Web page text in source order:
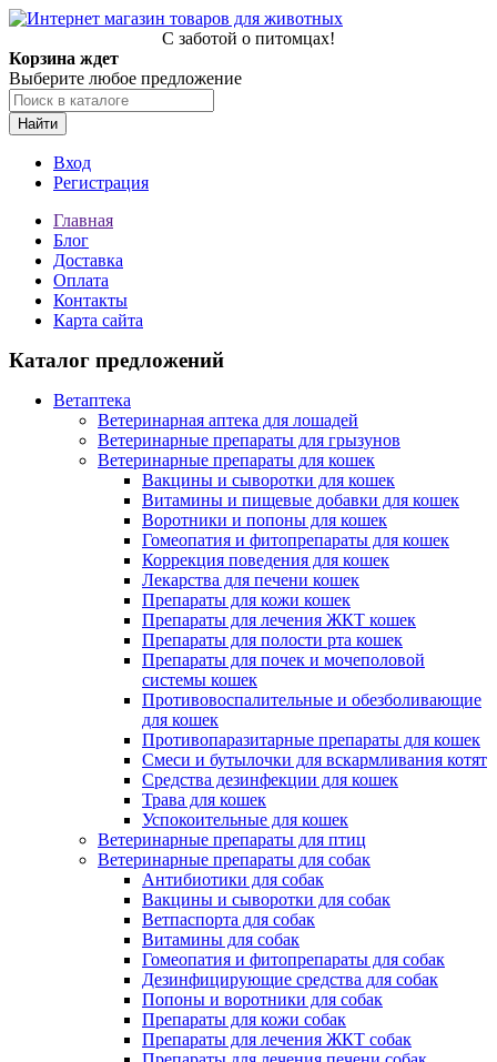
С заботой о питомцах!
Корзина ждет
Выберите любое предложение
Найти
Вход
Регистрация
Главная
Блог
Доставка
Оплата
Контакты
Карта сайта
Каталог предложений
Ветаптека
Ветеринарная аптека для лошадей
Ветеринарные препараты для грызунов
Ветеринарные препараты для кошек
Вакцины и сыворотки для кошек
Витамины и пищевые добавки для кошек
Воротники и попоны для кошек
Гомеопатия и фитопрепараты для кошек
Коррекция поведения для кошек
Лекарства для печени кошек
Препараты для кожи кошек
Препараты для лечения ЖКТ кошек
Препараты для полости рта кошек
Препараты для почек и мочеполовой
системы кошек
Противовоспалительные и обезболивающие
для кошек
Противопаразитарные препараты для кошек
Смеси и бутылочки для вскармливания котят
Средства дезинфекции для кошек
Трава для кошек
Успокоительные для кошек
Ветеринарные препараты для птиц
Ветеринарные препараты для собак
Антибиотики для собак
Вакцины и сыворотки для собак
Ветпаспорта для собак
Витамины для собак
Гомеопатия и фитопрепараты для собак
Дезинфицирующие средства для собак
Попоны и воротники для собак
Препараты для кожи собак
Препараты для лечения ЖКТ собак